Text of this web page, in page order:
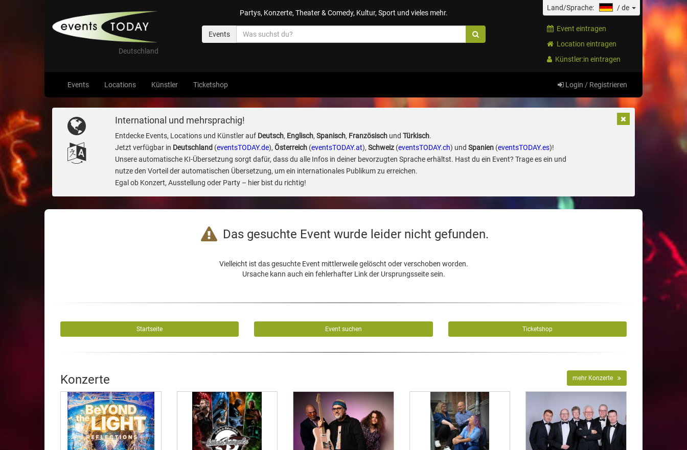
Deutschland
Partys, Konzerte, Theater & Comedy, Kultur, Sport und vieles mehr.
Events
Land/Sprache: /de
Event eintragen
Location eintragen
Künstler:in eintragen
Events Locations Künstler Ticketshop Login / Registrieren
International und mehrsprachig!
Entdecke Events, Locations und Künstler auf Deutsch, Englisch, Spanisch, Französischund Türkisch.
Jetzt verfügbar in Deutschland (eventsTODAY.de), Österreich(eventsTODAY.at), Schweiz(eventsTODAY.ch) und Spanien(eventsTODAY.es)!
Unsere automatische KI-Übersetzung sorgt dafür, dass du alle Infos in deiner bevorzugten Sprache erhältst. Hast du ein Event? Trage es ein und
nutze den Vorteil der automatischen Übersetzung, um ein internationales Publikum zu erreichen.
Egal ob Konzert, Ausstellung oder Party – hier bist du richtig!
Das gesuchte Event wurde leider nicht gefunden.
Vielleicht ist das gesuchte Event mittlerweile gelöscht oder verschoben worden.
Ursache kann auch ein fehlerhafter Link der Ursprungsseite sein.
Startseite Event suchen Ticketshop
Konzerte mehr Konzerte